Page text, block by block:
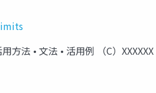
法 • 文法 • 活用例 （C）